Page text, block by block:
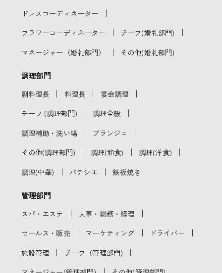
ドレスコーディネーター ｜
フラワーコーディネーター ｜ チーフ(婚礼部門) ｜
マネージャー（婚礼部門） ｜ その他(婚礼部門)
調理部門
副料理長 ｜ 料理長 ｜ 宴会調理 ｜
チーフ (調理部門) ｜ 調理全般 ｜
調理補助・洗い場 ｜ ブランジェ ｜
その他(調理部門) ｜ 調理(和食) ｜ 調理(洋食) ｜
調理(中華) ｜ パテシエ ｜ 鉄板焼き
管理部門
スパ・エステ ｜ 人事・総務・経理 ｜
セールス・販売 ｜ マーケティング ｜ ドライバー ｜
施設管理 ｜ チーフ（管理部門) ｜